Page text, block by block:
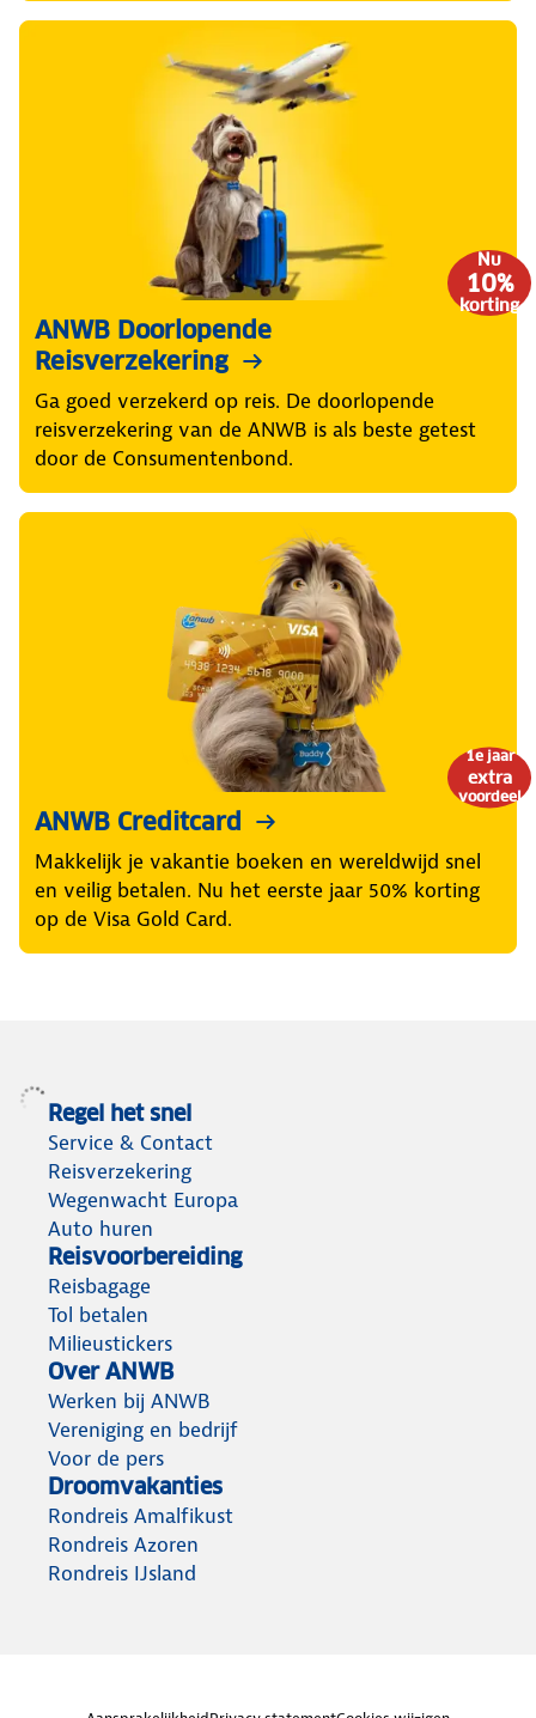
Nu
10%
korting
ANWB Doorlopende
Reisverzekering
Ga goed verzekerd op reis. De doorlopende
reisverzekering van de ANWB is als beste getest
door de Consumentenbond.
1e jaar
extra
voordeel
ANWB Creditcard
Makkelijk je vakantie boeken en wereldwijd snel
en veilig betalen. Nu het eerste jaar 50% korting
op de Visa Gold Card.
Regel het snel
Service & Contact
Reisverzekering
Wegenwacht Europa
Auto huren
Reisvoorbereiding
Reisbagage
Tol betalen
Milieustickers
Over ANWB
Werken bij ANWB
Vereniging en bedrijf
Voor de pers
Droomvakanties
Rondreis Amalfikust
Rondreis Azoren
Rondreis IJsland